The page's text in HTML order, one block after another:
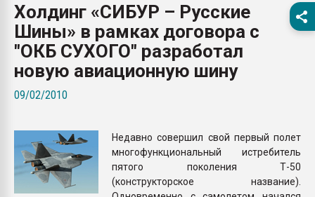
28.07.2026
ситуацией на
Всё, что касается
бутылок
Холдинг «СИБУР – Русские
Шины» в рамках договора с
"ОКБ СУХОГО" разработал
новую авиационную шину
09/02/2010
Недавно совершил свой первый полет
многофункциональный истребитель
пятого поколения Т-50
(конструкторское название).